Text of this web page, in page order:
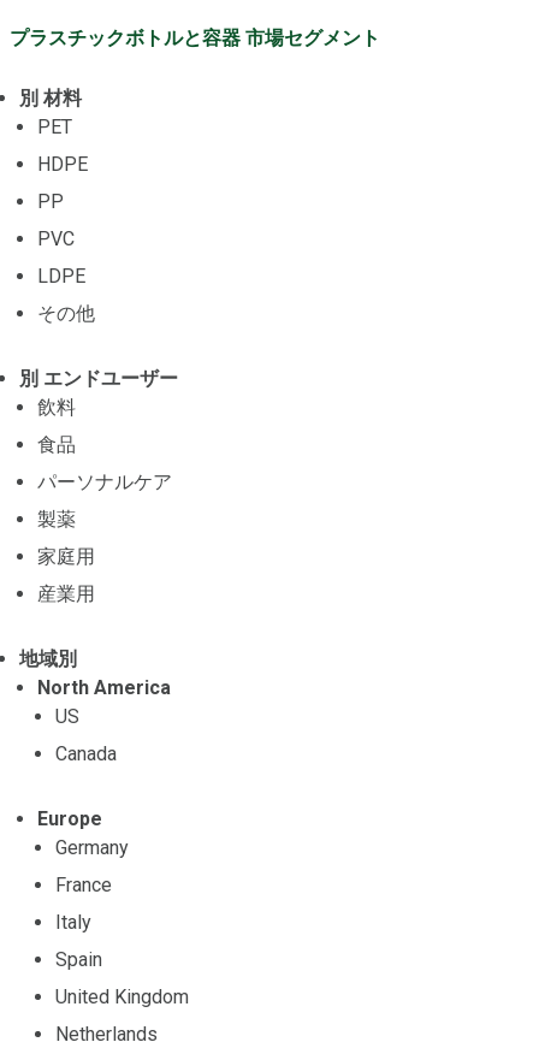
プラスチックボトルと容器 市場セグメント
別 材料
PET
HDPE
PP
PVC
LDPE
その他
別 エンドユーザー
飲料
食品
パーソナルケア
製薬
家庭用
産業用
地域別
North America
US
Canada
Europe
Germany
France
Italy
Spain
United Kingdom
Netherlands